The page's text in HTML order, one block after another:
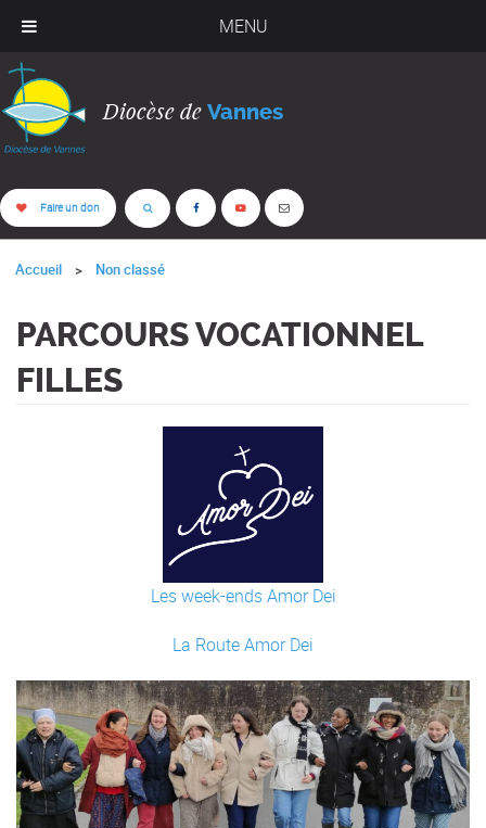
MENU
Diocèse de Vannes
Faire un don
Accueil Non classé
PARCOURS VOCATIONNEL
FILLES
Les week-ends Amor Dei
La Route Amor Dei